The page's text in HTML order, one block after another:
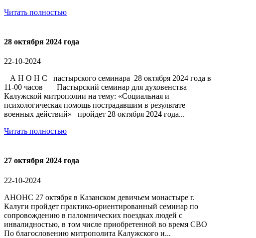
Читать полностью
28 октября 2024 года
22-10-2024
А Н О Н С пастырского семинара 28 октября 2024 года в
11-00 часов Пастырский семинар для духовенства
Калужской митрополии на тему: «Социальная и
психологическая помощь пострадавшим в результате
военных действий» пройдет 28 октября 2024 года...
Читать полностью
27 октября 2024 года
22-10-2024
АНОНС 27 октября в Казанском девичьем монастыре г.
Калуги пройдет практико-ориентированный семинар по
сопровождению в паломнических поездках людей с
инвалидностью, в том числе приобретенной во время СВО
По благословению митрополита Калужского и...